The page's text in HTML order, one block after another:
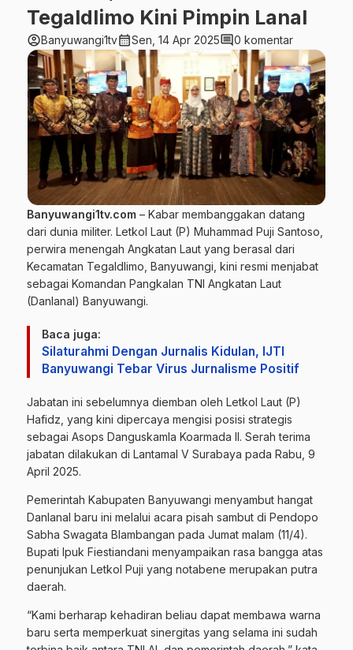
Tegaldlimo Kini Pimpin Lanal
account_circleBanyuwangi1tvcalendar_monthSen, 14 Apr 2025comment0 komentar
Banyuwangi1tv.com – Kabar membanggakan datang
dari dunia militer. Letkol Laut (P) Muhammad Puji Santoso,
perwira menengah Angkatan Laut yang berasal dari
Kecamatan Tegaldlimo, Banyuwangi, kini resmi menjabat
sebagai Komandan Pangkalan TNI Angkatan Laut
(Danlanal) Banyuwangi.
Baca juga:
Silaturahmi Dengan Jurnalis Kidulan, IJTI
Banyuwangi Tebar Virus Jurnalisme Positif
Jabatan ini sebelumnya diemban oleh Letkol Laut (P)
Hafidz, yang kini dipercaya mengisi posisi strategis
sebagai Asops Danguskamla Koarmada II. Serah terima
jabatan dilakukan di Lantamal V Surabaya pada Rabu, 9
April 2025.
Pemerintah Kabupaten Banyuwangi menyambut hangat
Danlanal baru ini melalui acara pisah sambut di Pendopo
Sabha Swagata Blambangan pada Jumat malam (11/4).
Bupati Ipuk Fiestiandani menyampaikan rasa bangga atas
penunjukan Letkol Puji yang notabene merupakan putra
daerah.
“Kami berharap kehadiran beliau dapat membawa warna
baru serta memperkuat sinergitas yang selama ini sudah